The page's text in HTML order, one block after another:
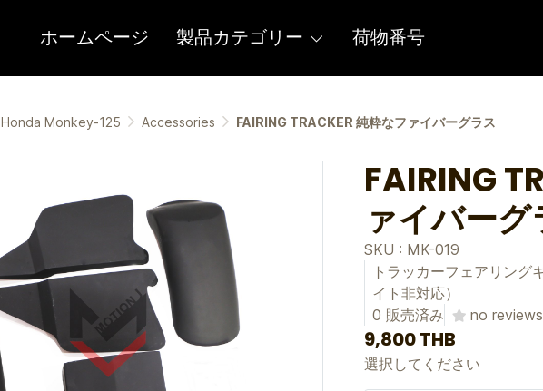
ホームページ 製品カテゴリー 荷物番号
Honda Monkey-125 Accessories FAIRING TRACKER 純粋なファイバーグラス
FAIRING
ァイバーグ
SKU : MK-019
トラッカーフェアリング
イト非対応）
0 販売済み
no reviews
9,800 THB
選択してください